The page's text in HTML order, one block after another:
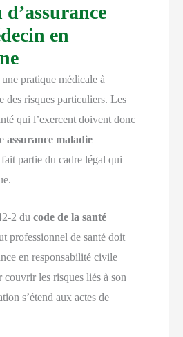
en
pratique médicale à
des risques particuliers. Les
qui l’exercent doivent donc
assurance maladie
partie du cadre légal qui
2 ducode de la santé
professionnel de santé doit
en responsabilité civile
couvrir les risques liés à son
s’étend aux actes de